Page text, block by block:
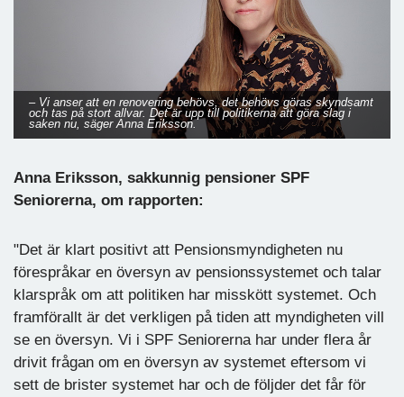
– Vi anser att en renovering behövs, det behövs göras skyndsamt
och tas på stort allvar. Det är upp till politikerna att göra slag i
saken nu, säger Anna Eriksson.
Anna Eriksson, sakkunnig pensioner SPF
Seniorerna, om rapporten:
"Det är klart positivt att Pensionsmyndigheten nu
förespråkar en översyn av pensionssystemet och talar
klarspråk om att politiken har misskött systemet. Och
framförallt är det verkligen på tiden att myndigheten vill
se en översyn. Vi i SPF Seniorerna har under flera år
drivit frågan om en översyn av systemet eftersom vi
sett de brister systemet har och de följder det får för